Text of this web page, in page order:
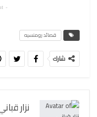
-
قصائد رومنسيه
شارك
نزار